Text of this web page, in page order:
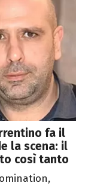
fa il
la scena: il
così tanto